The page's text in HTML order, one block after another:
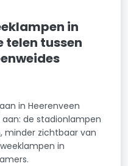
in
telen tussen
in Heerenveen
de stadionlampen
minder zichtbaar van
in